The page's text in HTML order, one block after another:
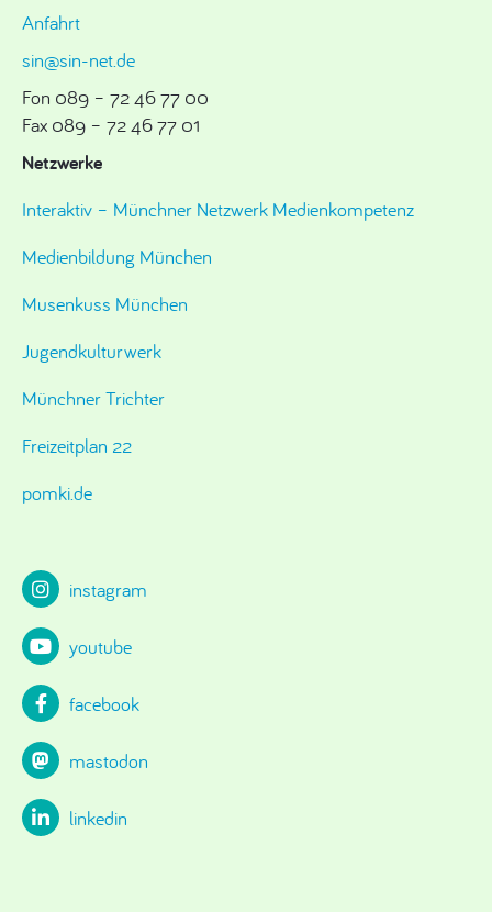
Anfahrt
sin@sin-net.de
Fon 089 – 72 46 77 00
Fax 089 – 72 46 77 01
Netzwerke
Interaktiv – Münchner Netzwerk Medienkompetenz
Medienbildung München
Musenkuss München
Jugendkulturwerk
Münchner Trichter
Freizeitplan 22
pomki.de
instagram
youtube
facebook
mastodon
linkedin